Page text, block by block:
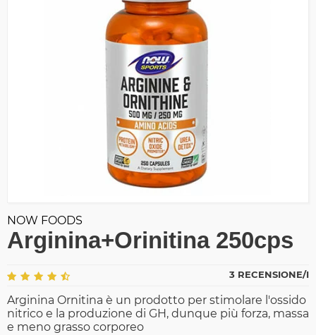
NOW FOODS
Arginina+Orinitina 250cps
3 RECENSIONE/I
Arginina Ornitina è un prodotto per stimolare l'ossido
nitrico e la produzione di GH, dunque più forza, massa
e meno grasso corporeo